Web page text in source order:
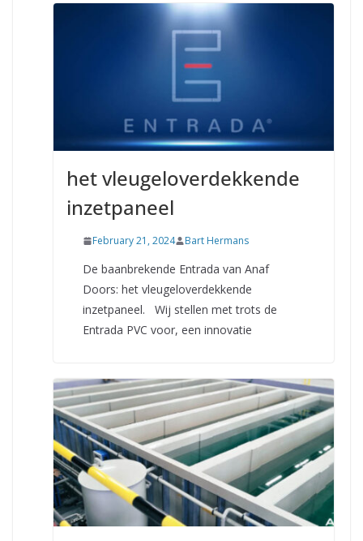
het vleugeloverdekkende
inzetpaneel
February 21, 2024 Bart Hermans
De baanbrekende Entrada van Anaf
Doors: het vleugeloverdekkende
inzetpaneel. Wij stellen met trots de
Entrada PVC voor, een innovatie